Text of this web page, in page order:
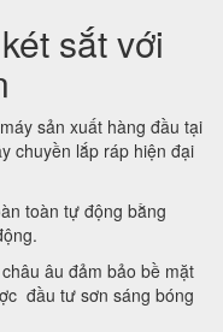
sắt với
sản xuất hàng đầu tại
chuyền lắp ráp hiện đại
toàn tự động bằng
âu đảm bảo bề mặt
đầu tư sơn sáng bóng